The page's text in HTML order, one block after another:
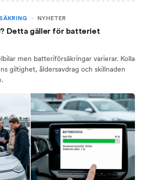
NYHETER
Detta gäller för batteriet
men batteriförsäkringar varierar. Kolla
giltighet, åldersavdrag och skillnaden